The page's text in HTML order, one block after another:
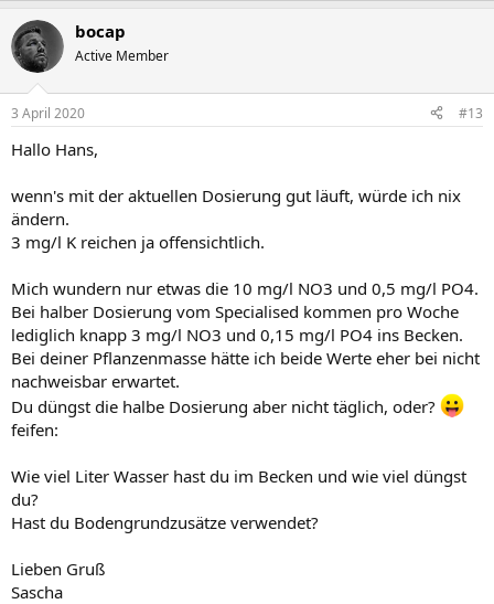
bocap
Active Member
3 April 2020 #13
Hallo Hans,
wenn's mit der aktuellen Dosierung gut läuft, würde ich nix
ändern.
3 mg/l K reichen ja offensichtlich.
Mich wundern nur etwas die 10 mg/l NO3 und 0,5 mg/l PO4.
Bei halber Dosierung vom Specialised kommen pro Woche
lediglich knapp 3 mg/l NO3 und 0,15 mg/l PO4 ins Becken.
Bei deiner Pflanzenmasse hätte ich beide Werte eher bei nicht
nachweisbar erwartet.
Du düngst die halbe Dosierung aber nicht täglich, oder?
feifen:
Wie viel Liter Wasser hast du im Becken und wie viel düngst
du?
Hast du Bodengrundzusätze verwendet?
Lieben Gruß
Sascha